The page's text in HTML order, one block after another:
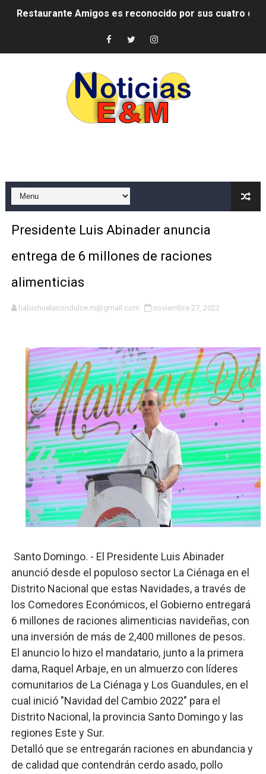
Banco Popular escala 17 posiciones en los mil
Osiris de León responde a Roberto Tineo y a Yeisy
DGPCF: 55 años sembrando desarrollo y
Ministerio de Defensa siembra esperanza y protege
MICM y CECCOM retienen 213,355 galones de
Bienes Nacionales recauda más de RD 57 millones en
Residentes en San Juan beneficiados con jornada
El magistrado Henry Molina decidió no seguir en la
​Domingo Plácido critica la situación económica y
Fellito Suberví asegura en Carolina Mejía RD tiene la
Hipótesis policial sobre atentado a balazos en la
CESDN urge fortalecer el sistema eléctrico ante
Cacerolazos, gomas quemadas y bombas
Roberto Ángel Salcedo anuncia festival cultural para
Roberto Ángel Salcedo anuncia festival cultural para
Lee Ballester a los que se forman como agentes
Operativo Interinstitucional “Compromiso Ambiental
Trabajadores de la prensa y Obispado de la Provincia
Ministerio de Cultura anuncia ganadores de Premios
Más de 180 dirigentes sindicales de las Américas se
Restaurante Amigos es reconocido por sus cuatro
Presidente Luis Abinader anuncia
entrega de 6 millones de raciones
alimenticias
habichuelacondulce.m@gmail.com noviembre 27, 2022
Santo Domingo. - El Presidente Luis Abinader
anunció desde el populoso sector La Ciénaga en el
Distrito Nacional que estas Navidades, a través de
los Comedores Económicos, el Gobierno entregará
6 millones de raciones alimenticias navideñas, con
una inversión de más de 2,400 millones de pesos.
El anuncio lo hizo el mandatario, junto a la primera
dama, Raquel Arbaje, en un almuerzo con líderes
comunitarios de La Ciénaga y Los Guandules, en el
cual inició "Navidad del Cambio 2022" para el
Distrito Nacional, la provincia Santo Domingo y las
regiones Este y Sur.
Detalló que se entregarán raciones en abundancia y
de calidad que contendrán cerdo asado, pollo